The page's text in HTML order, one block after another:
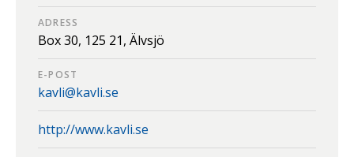
ADRESS
Box 30, 125 21, Älvsjö
E-POST
kavli@kavli.se
http://www.kavli.se